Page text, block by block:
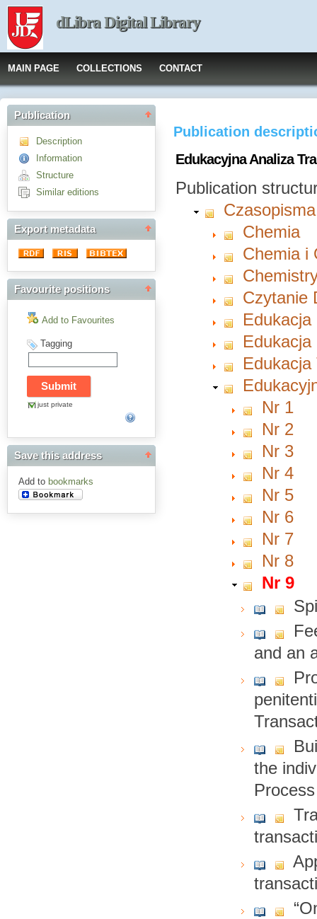
dLibra Digital Library
MAIN PAGE COLLECTIONS CONTACT
Publication
Description
Information
Structure
Similar editions
Export metadata
Favourite positions
Add to Favourites
Tagging
just private
Save this address
Add to bookmarks
Publication
Edukacyjna Analiza
Publication
Chemia
Chemia i
Czytanie
Nr 1
Nr 2
Nr 3
Nr 4
Nr 5
Nr 6
Nr 7
Nr 8
Nr 9
and an
the